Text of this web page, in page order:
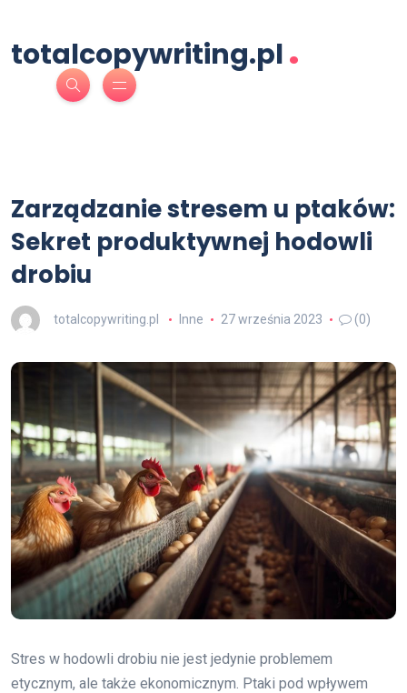
totalcopywriting.pl.
Zarządzanie stresem u ptaków:
Sekret produktywnej hodowli
drobiu
totalcopywriting.pl Inne 27 września 2023 (0)
Stres w hodowli drobiu nie jest jedynie problemem
etycznym, ale także ekonomicznym. Ptaki pod wpływem